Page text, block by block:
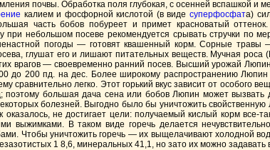
почвы. Обработка поля глубокая, с осенней вспашкой
калием и фосфорной кислотой (в виде суперфосфата)
часть бобов побуреет и примет красноватый
небольшом посеве рекомендуется срывать стручки по
погоды — готовят квашенный корм. Сорные
глушат его и лишают питательных веществ. Мучная
врагов — своевременно ранний посев. Высший урожай
200 пд. на дес. Более широкому распространению Люпин
сравнительно легко. Этот горький вкус зависит от особого
поэтому большая дача сена или бобов Люпин может
болезней. Выгодно было бы уничтожить
не достигает цели: получаемый кислый корм
выжимками. В таком виде горечь делается
Чтобы уничтожить горечь — их выщелачивают холодной
1 8,6, минеральных 41,1, но зато их можно